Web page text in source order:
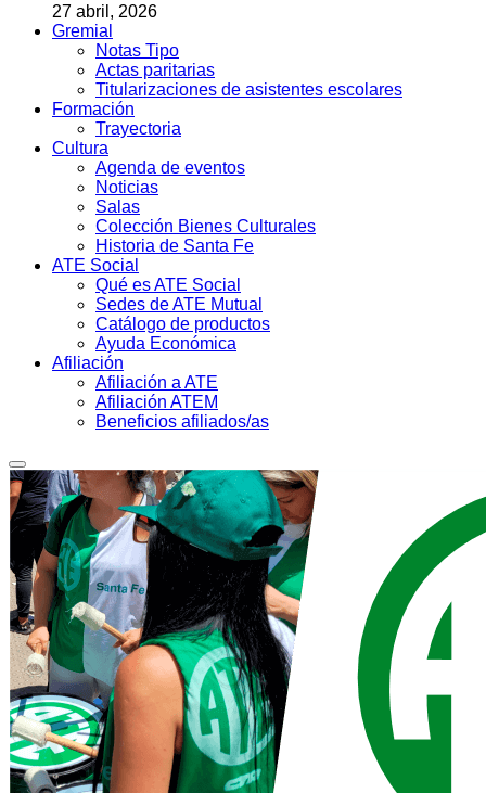
27 abril, 2026
Gremial
Notas Tipo
Actas paritarias
Titularizaciones de asistentes escolares
Formación
Trayectoria
Cultura
Agenda de eventos
Noticias
Salas
Colección Bienes Culturales
Historia de Santa Fe
ATE Social
Qué es ATE Social
Sedes de ATE Mutual
Catálogo de productos
Ayuda Económica
Afiliación
Afiliación a ATE
Afiliación ATEM
Beneficios afiliados/as